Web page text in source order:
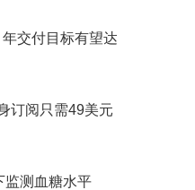
交付目标有望达
订阅只需49美元
监测血糖水平